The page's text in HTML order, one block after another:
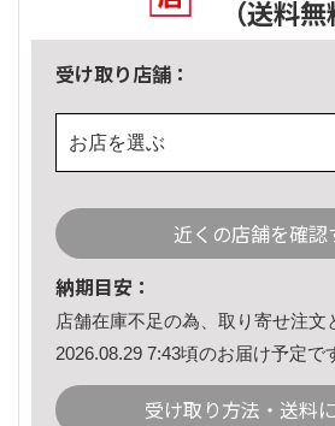
（送料無
受け取り店舗：
お店を選ぶ
近くの店舗を確認
納期目安：
店舗在庫不足の為、取り寄せ注文
2026.08.29 7:43頃のお届け予定で
受け取り方法・送料